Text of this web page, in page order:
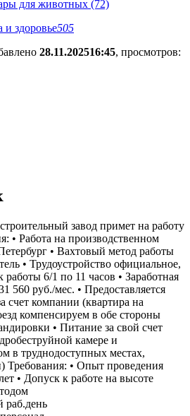
для животных (72)
здоровье505
28.11.202516:45, просмотров:
завод примет на работу
• Работа на производственном
• Вахтовый метод работы
• Трудоустройство официальное,
6/1 по 11 часов • Заработная
560 руб./мес. • Предоставляется
счет компании (квартира на
компенсируем в обе стороны
• Питание за свой счет
камере и
в труднодоступных местах,
Требования: • Опыт проведения
• Допуск к работе на высоте
раб.день